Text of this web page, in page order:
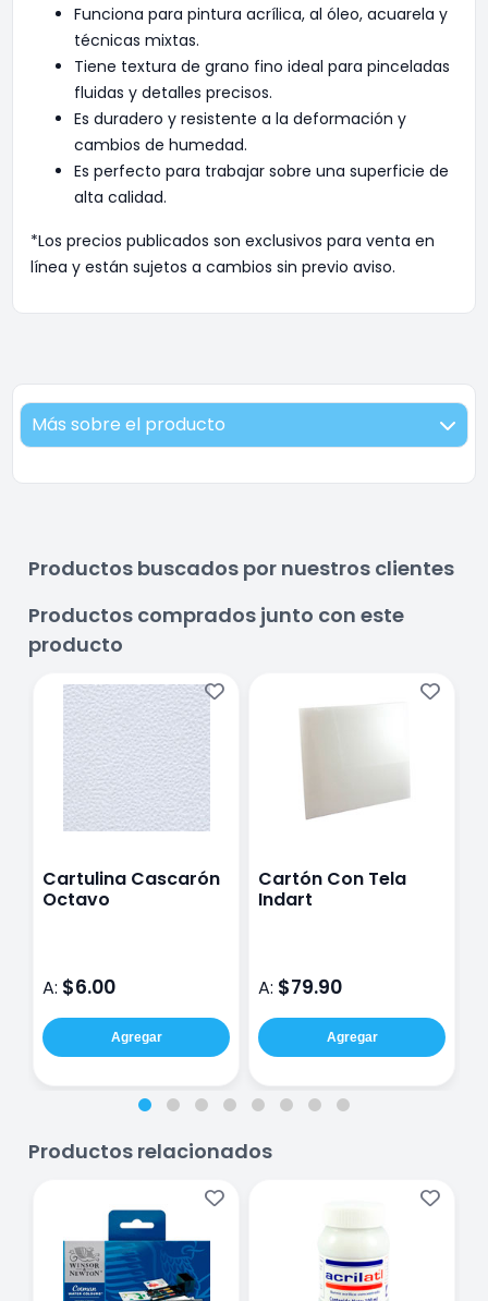
Funciona para pintura acrílica, al óleo, acuarela y
técnicas mixtas.
Tiene textura de grano fino ideal para pinceladas
fluidas y detalles precisos.
Es duradero y resistente a la deformación y
cambios de humedad.
Es perfecto para trabajar sobre una superficie de
alta calidad.
*Los precios publicados son exclusivos para venta en
línea y están sujetos a cambios sin previo aviso.
Más sobre el producto
Productos buscados por nuestros clientes
Productos comprados junto con este
producto
Cartulina Cascarón
Octavo
A: $6.00
Agregar
Cartón Con Tela
Indart
A: $79.90
Agregar
Productos relacionados